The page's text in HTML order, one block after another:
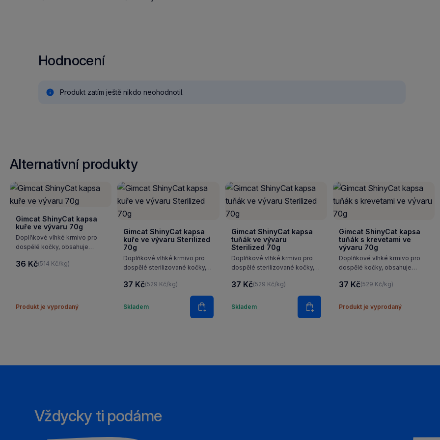
Hodnocení
Produkt zatím ještě nikdo neohodnotil.
Alternativní produkty
Gimcat ShinyCat kapsa
kuře ve vývaru 70g
Doplňkové vlhké krmivo pro
dospělé kočky, obsahuje
varném vývaru pro podporu
36 Kč(514 Kč/kg)
Produkt je vyprodaný
Gimcat ShinyCat kapsa
kuře ve vývaru Sterilized
70g
Doplňkové vlhké krmivo pro
dospělé sterilizované kočky,
vývaru. Vyvážené nutriční
hodnoty jsou navrženy tak, aby
vyhovovaly každodenním
37 Kč(529 Kč/kg)
Skladem
Množství
Do košíku
Gimcat ShinyCat kapsa
tuňák ve vývaru
Sterilized 70g
Doplňkové vlhké krmivo pro
dospělé sterilizované kočky,
vývaru. Vyvážené nutriční
hodnoty jsou navrženy tak, aby
vyhovovaly každodenním
37 Kč(529 Kč/kg)
Skladem
Množství
Do košíku
Gimcat ShinyCat kapsa
tuňák s krevetami ve
vývaru 70g
Doplňkové vlhké krmivo pro
dospělé kočky, obsahuje
a krevety ve varném vývaru
hydratace. Tato kapsička
37 Kč(529 Kč/kg)
Produkt je vyprodaný
Vždycky ti podáme